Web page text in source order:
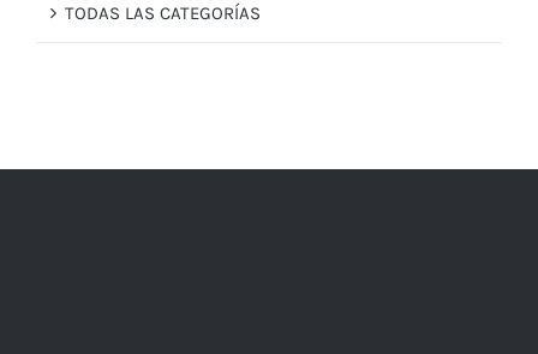
TODAS LAS CATEGORÍAS